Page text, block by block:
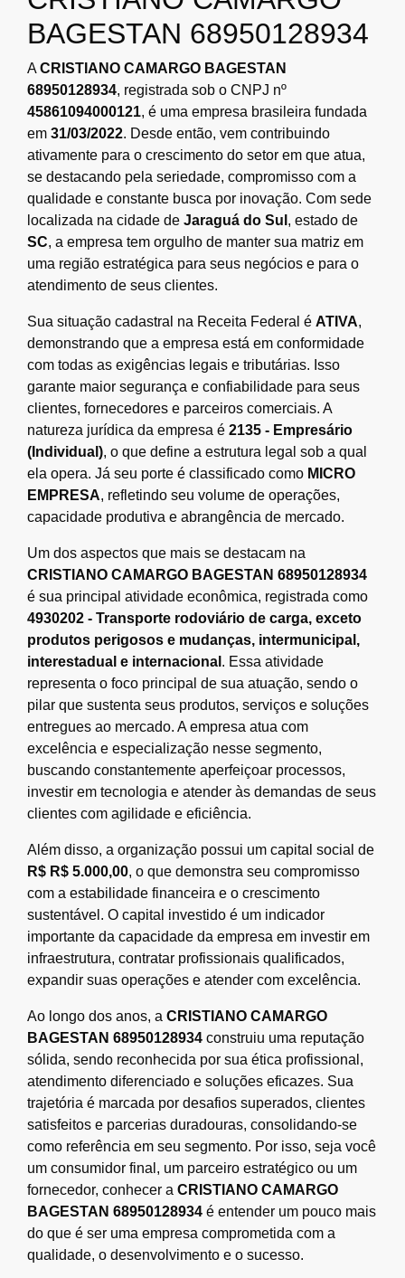
BAGESTAN 68950128934
ACRISTIANO CAMARGO BAGESTAN
68950128934, registrada sob o CNPJ nº
45861094000121, é uma empresa brasileira fundada
em 31/03/2022. Desde então, vem contribuindo
ativamente para o crescimento do setor em que atua,
se destacando pela seriedade, compromisso com a
qualidade e constante busca por inovação. Com sede
localizada na cidade de Jaraguá do Sul , estado de
SC, a empresa tem orgulho de manter sua matriz em
uma região estratégica para seus negócios e para o
atendimento de seus clientes.
Sua situação cadastral na Receita Federal é ATIVA,
demonstrando que a empresa está em conformidade
com todas as exigências legais e tributárias. Isso
garante maior segurança e confiabilidade para seus
clientes, fornecedores e parceiros comerciais. A
natureza jurídica da empresa é 2135 - Empresário
(Individual), o que define a estrutura legal sob a qual
ela opera. Já seu porte é classificado como MICRO
EMPRESA, refletindo seu volume de operações,
capacidade produtiva e abrangência de mercado.
Um dos aspectos que mais se destacam na
CRISTIANO CAMARGO BAGESTAN 68950128934
é sua principal atividade econômica, registrada como
4930202 - Transporte rodoviário de carga, exceto
produtos perigosos e mudanças, intermunicipal,
interestadual e internacional . Essa atividade
representa o foco principal de sua atuação, sendo o
pilar que sustenta seus produtos, serviços e soluções
entregues ao mercado. A empresa atua com
excelência e especialização nesse segmento,
buscando constantemente aperfeiçoar processos,
investir em tecnologia e atender às demandas de seus
clientes com agilidade e eficiência.
Além disso, a organização possui um capital social de
R$ R$ 5.000,00, o que demonstra seu compromisso
com a estabilidade financeira e o crescimento
sustentável. O capital investido é um indicador
importante da capacidade da empresa em investir em
infraestrutura, contratar profissionais qualificados,
expandir suas operações e atender com excelência.
Ao longo dos anos, a CRISTIANO CAMARGO
BAGESTAN 68950128934 construiu uma reputação
sólida, sendo reconhecida por sua ética profissional,
atendimento diferenciado e soluções eficazes. Sua
trajetória é marcada por desafios superados, clientes
satisfeitos e parcerias duradouras, consolidando-se
como referência em seu segmento. Por isso, seja você
um consumidor final, um parceiro estratégico ou um
fornecedor, conhecer a CRISTIANO CAMARGO
BAGESTAN 68950128934 é entender um pouco mais
do que é ser uma empresa comprometida com a
qualidade, o desenvolvimento e o sucesso.